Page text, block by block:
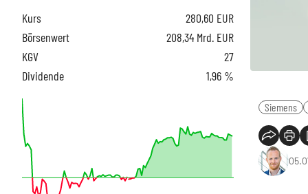
Siemens
Kurs 280,60 EUR
Börsenwert
208,34 Mrd. EUR
KGV
27
Dividende
1,96 %